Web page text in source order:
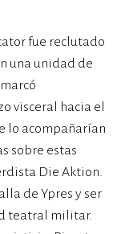
fue reclutado
una unidad de
visceral hacia el
lo acompañarían
sobre estas
Die Aktion.
de Ypres y ser
teatral militar.